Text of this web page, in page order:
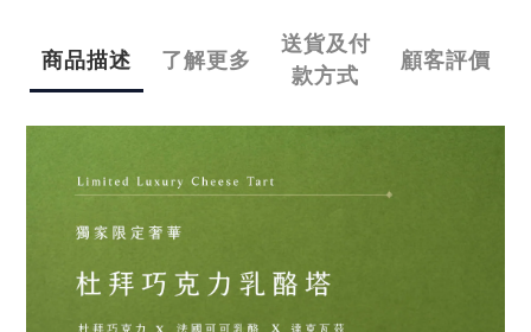
商品描述 了解更多
送貨及付
款方式
顧客評價